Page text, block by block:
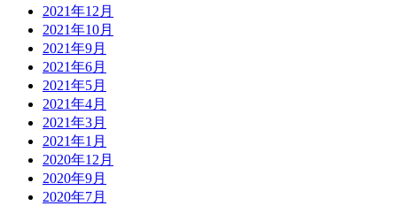
2021年12月
2021年10月
2021年9月
2021年6月
2021年5月
2021年4月
2021年3月
2021年1月
2020年12月
2020年9月
2020年7月